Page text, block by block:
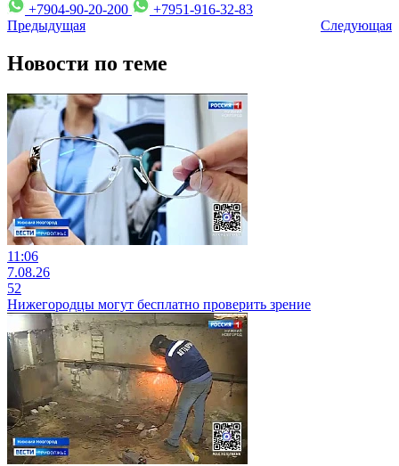
+7904-90-20-200
+7951-916-32-83
Предыдущая
Следующая
Новости по теме
11:06
7.08.26
52
Нижегородцы могут бесплатно проверить зрение